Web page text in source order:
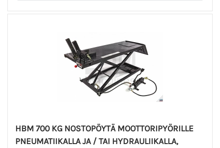
HBM 700 KG NOSTOPÖYTÄ MOOTTORIPYÖRILLE
PNEUMATIIKALLA JA / TAI HYDRAULIIKALLA,